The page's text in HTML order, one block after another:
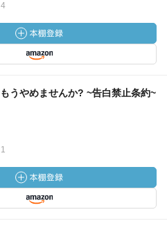
4
うやめませんか? ~告白禁止条約~
1